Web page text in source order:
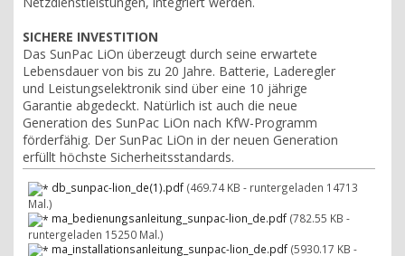
SICHERE INVESTITION
Das SunPac LiOn überzeugt durch seine erwartete
Lebensdauer von bis zu 20 Jahre. Batterie, Laderegler
und Leistungselektronik sind über eine 10 jährige
Garantie abgedeckt. Natürlich ist auch die neue
Generation des SunPac LiOn nach KfW-Programm
förderfähig. Der SunPac LiOn in der neuen Generation
erfüllt höchste Sicherheitsstandards.
db_sunpac-lion_de(1).pdf(469.74 KB - runtergeladen 14713
Mal.)
ma_bedienungsanleitung_sunpac-lion_de.pdf(782.55 KB -
runtergeladen 15250 Mal.)
ma_installationsanleitung_sunpac-lion_de.pdf(5930.17 KB -